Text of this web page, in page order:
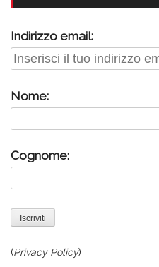
Indirizzo email:
Nome:
Cognome:
(Privacy Policy)